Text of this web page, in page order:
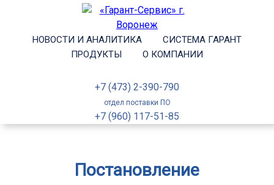
НОВОСТИ И АНАЛИТИКА
СИСТЕМА ГАРАНТ
ПРОДУКТЫ
О КОМПАНИИ
+7 (473) 2-390-790
отдел поставки ПО
+7 (960) 117-51-85
Постановление